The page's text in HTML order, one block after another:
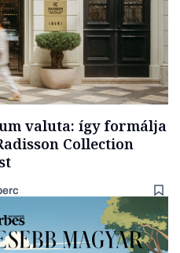
valuta: így formálja
Collection